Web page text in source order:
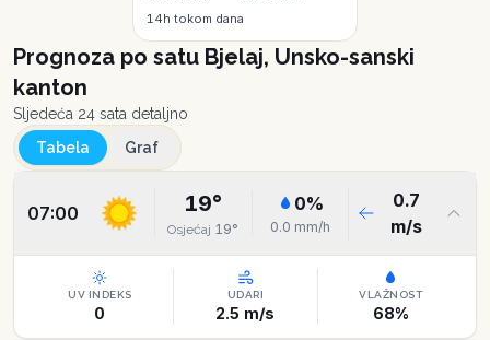
14h tokom dana
Prognoza po satu Bjelaj, Unsko-sanski
kanton
Sljedeća 24 sata detaljno
Tabela
Graf
07:00 19°
Osjećaj 19°
0%
0.0 mm/h
0.7
m/s
UV INDEKS
0
UDARI
2.5 m/s
VLAŽNOST
68%